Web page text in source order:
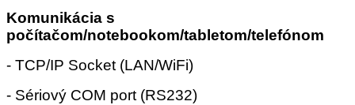
Komunikácia s
počítačom/notebookom/tabletom/telefónom
- TCP/IP Socket (LAN/WiFi)
- Sériový COM port (RS232)